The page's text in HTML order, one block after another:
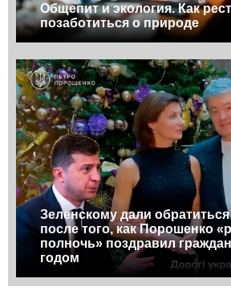
Общепит и экология. Как
позаботиться о природе
Зеленскому дали
после того, как Порошенко
полночь» поздравил
годом